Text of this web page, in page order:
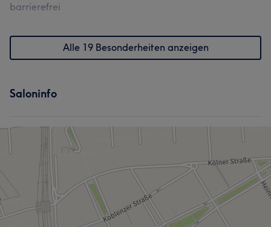
barrierefrei
Alle 19 Besonderheiten anzeigen
Saloninfo